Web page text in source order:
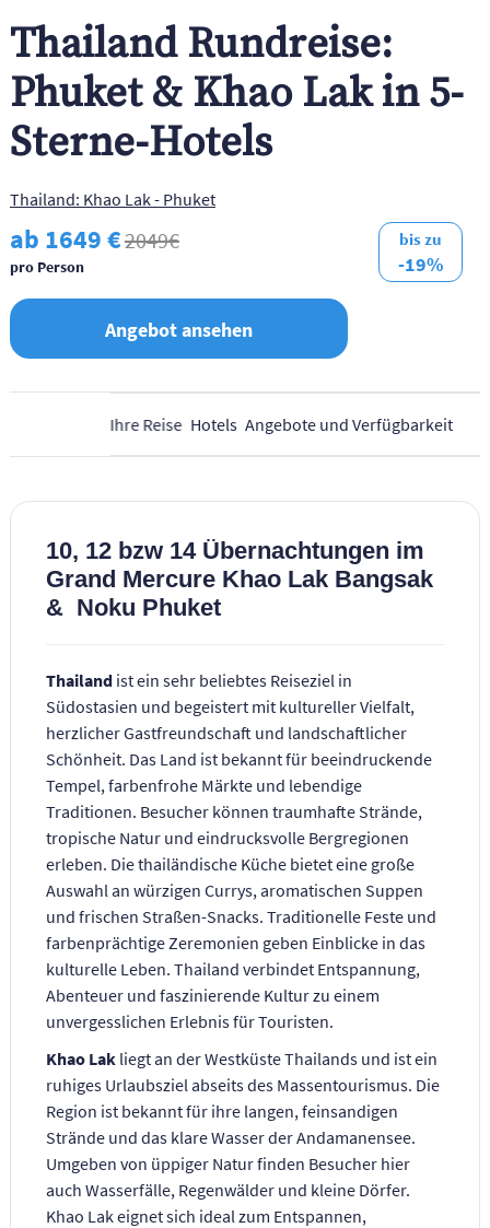
Thailand Rundreise:
Phuket & Khao Lak in 5-
Sterne-Hotels
Thailand: Khao Lak - Phuket
ab 1649 €2049€
pro Person
bis zu
-19%
Angebot ansehen
Ihre Reise Hotels Angebote und Verfügbarkeit
10, 12 bzw 14 Übernachtungen im
Grand Mercure Khao Lak Bangsak
& Noku Phuket
Thailandist ein sehr beliebtes Reiseziel in
Südostasien und begeistert mit kultureller Vielfalt,
herzlicher Gastfreundschaft und landschaftlicher
Schönheit. Das Land ist bekannt für beeindruckende
Tempel, farbenfrohe Märkte und lebendige
Traditionen. Besucher können traumhafte Strände,
tropische Natur und eindrucksvolle Bergregionen
erleben. Die thailändische Küche bietet eine große
Auswahl an würzigen Currys, aromatischen Suppen
und frischen Straßen-Snacks. Traditionelle Feste und
farbenprächtige Zeremonien geben Einblicke in das
kulturelle Leben. Thailand verbindet Entspannung,
Abenteuer und faszinierende Kultur zu einem
unvergesslichen Erlebnis für Touristen.
Khao Lak liegt an der Westküste Thailands und ist ein
ruhiges Urlaubsziel abseits des Massentourismus. Die
Region ist bekannt für ihre langen, feinsandigen
Strände und das klare Wasser der Andamanensee.
Umgeben von üppiger Natur finden Besucher hier
auch Wasserfälle, Regenwälder und kleine Dörfer.
Khao Lak eignet sich ideal zum Entspannen,